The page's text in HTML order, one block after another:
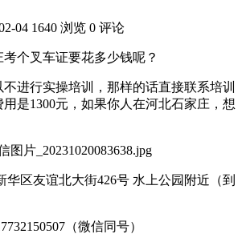
04 1640 浏览 0 评论
个叉车证要花多少钱呢？
进行实操培训，那样的话直接联系培训
是1300元，如果你人在河北石家庄，想
华区友谊北大街426号 水上公园附近（到
（微信同号）